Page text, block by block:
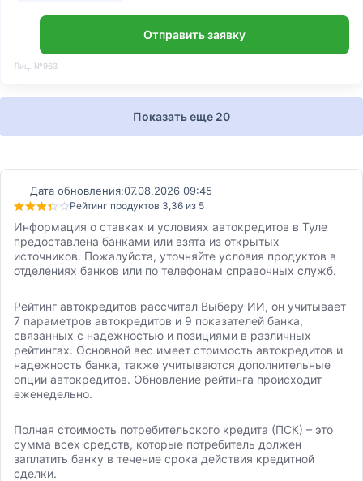
Отправить заявку
Лиц. №963
Показать еще 20
Дата обновления:07.08.2026 09:45
Рейтинг продуктов 3,36 из 5
Информация о ставках и условиях автокредитов в Туле
предоставлена банками или взята из открытых
источников. Пожалуйста, уточняйте условия продуктов в
отделениях банков или по телефонам справочных служб.
Рейтинг автокредитов рассчитал Выберу ИИ, он учитывает
7 параметров автокредитов и 9 показателей банка,
связанных с надежностью и позициями в различных
рейтингах. Основной вес имеет стоимость автокредитов и
надежность банка, также учитываются дополнительные
опции автокредитов. Обновление рейтинга происходит
еженедельно.
Полная стоимость потребительского кредита (ПСК) – это
сумма всех средств, которые потребитель должен
заплатить банку в течение срока действия кредитной
сделки.